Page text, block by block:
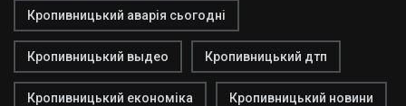
Кропивницький аварія сьогодні
Кропивницький выдео Кропивницький дтп
Кропивницький економіка Кропивницький новини